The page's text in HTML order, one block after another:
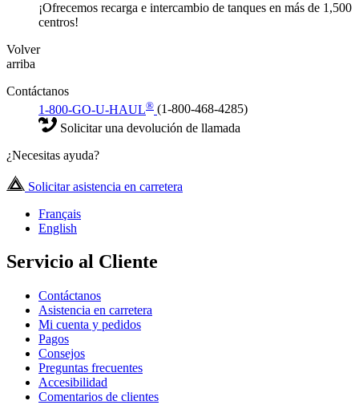
¡Ofrecemos recarga e intercambio de tanques en más de 1,500
centros!
Volver
arriba
Contáctanos
1-800-GO-U-HAUL® (1-800-468-4285)
Solicitar una devolución de llamada
¿Necesitas ayuda?
Solicitar asistencia en carretera
Français
English
Servicio al Cliente
Contáctanos
Asistencia en carretera
Mi cuenta y pedidos
Pagos
Consejos
Preguntas frecuentes
Accesibilidad
Comentarios de clientes